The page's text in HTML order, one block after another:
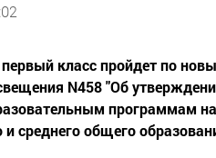
класс пройдет по
N458 "Об
программам
среднего общего